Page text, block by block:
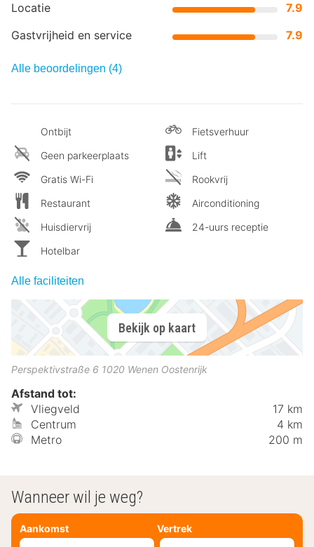
Locatie
7.9
Gastvrijheid en service
7.9
Alle beoordelingen (4)
Ontbijt
Geen parkeerplaats
Gratis Wi-Fi
Restaurant
Huisdiervrij
Hotelbar
Fietsverhuur
Lift
Rookvrij
Airconditioning
24-uurs receptie
Alle faciliteiten
Bekijk op kaart
Perspektivstraße 6 1020 Wenen Oostenrijk
Afstand tot:
Vliegveld
17 km
Centrum
4 km
Metro
200 m
Wanneer wil je weg?
Aankomst Vertrek